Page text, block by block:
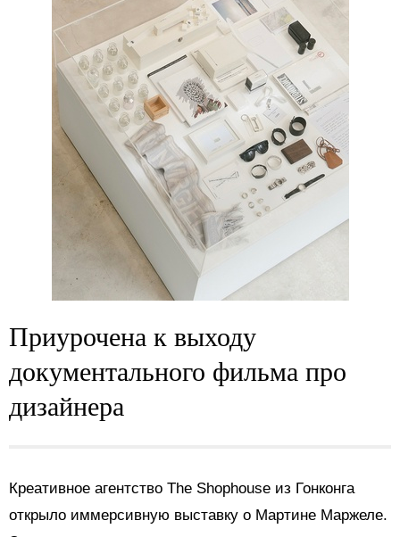
Приурочена к выходу
документального фильма про
дизайнера
Креативное агентство The Shophouse из Гонконга
открыло иммерсивную выставку о Мартине Маржеле.